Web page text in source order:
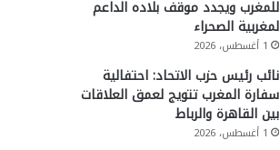
للمغرب ويجدد موقف بلاده الداعم
لمغربية الصحراء
1 أغسطس، 2026
نائب رئيس حزب الاتحاد: احتفالية
سفارة المغرب تتويج لعمق العلاقات
بين القاهرة والرباط
1 أغسطس، 2026